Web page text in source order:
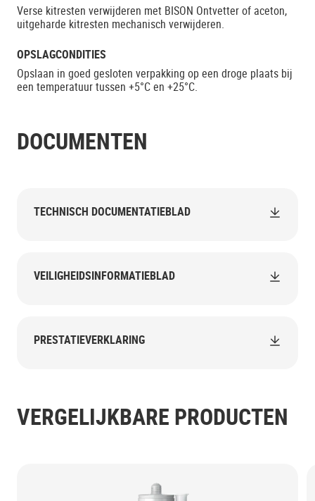
Verse kitresten verwijderen met BISON Ontvetter of aceton,
uitgeharde kitresten mechanisch verwijderen.
OPSLAGCONDITIES
Opslaan in goed gesloten verpakking op een droge plaats bij
een temperatuur tussen +5°C en +25°C.
DOCUMENTEN
TECHNISCH DOCUMENTATIEBLAD
VEILIGHEIDSINFORMATIEBLAD
PRESTATIEVERKLARING
VERGELIJKBARE PRODUCTEN